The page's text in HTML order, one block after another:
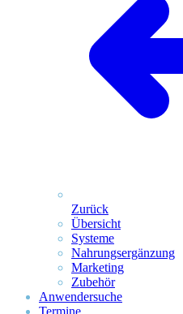
Zurück
Übersicht
Systeme
Nahrungsergänzung
Marketing
Zubehör
Anwendersuche
Termine